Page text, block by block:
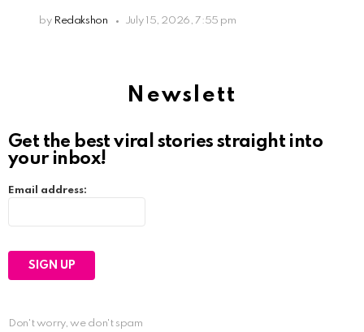
by Redakshon July 15, 2026, 7:55 pm
Newslett
Get the best viral stories straight into
your inbox!
Email address:
Don't worry, we don't spam